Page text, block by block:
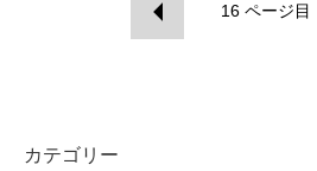
16 ページ目
カテゴリー